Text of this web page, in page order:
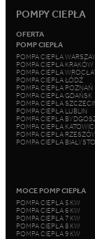
POMPY CIEPŁA
OFERTA
POMP CIEPŁA
POMPA CIEPŁA
POMPA CIEPŁA KRAKÓW
POMPA CIEPŁA
POMPA CIEPŁA ŁÓDŹ
POMPA CIEPŁA POZNAŃ
POMPA CIEPŁA GDAŃSK
POMPA CIEPŁA
POMPA CIEPŁA LUBLIN
POMPA CIEPŁA
POMPA CIEPŁA
POMPA CIEPŁA
POMPA CIEPŁA
MOCE POMP CIEPŁA
POMPA CIEPŁA 5 KW
POMPA CIEPŁA 6 KW
POMPA CIEPŁA 7 KW
POMPA CIEPŁA 8 KW
POMPA CIEPŁA 9 KW